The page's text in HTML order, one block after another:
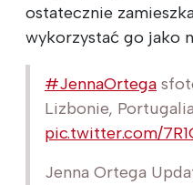
ostatecznie
wykorzystać go jako
#JennaOrtega
Lizbonie,
pic.twitter.com/
Jenna Ortega